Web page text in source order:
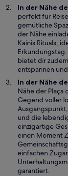
In der Nähe
perfekt für
gemütliche
der Nähe
Kainis Rituals,
bietet dir
entspannen
In der Nähe
Nähe der Plaça
Gegend voller
und die
einzigartige
einen Moment
einfachen
garantiert.